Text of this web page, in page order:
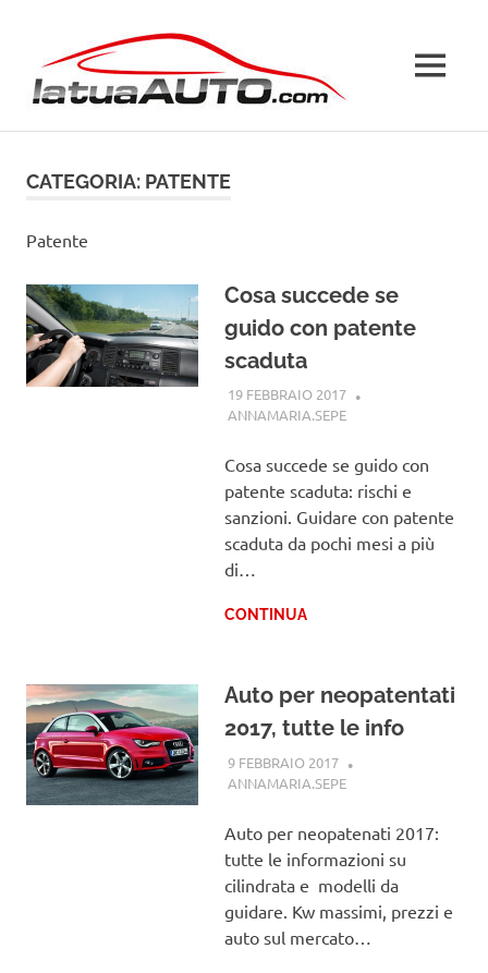
contenuto
MENU
CATEGORIA: PATENTE
Patente
Cosa succede se
guido con patente
scaduta
19 FEBBRAIO 2017
ANNAMARIA.SEPEPATENTE
Cosa succede se guido con
patente scaduta: rischi e
sanzioni. Guidare con patente
scaduta da pochi mesi a più
di…
CONTINUA
Auto per neopatentati
2017, tutte le info
9 FEBBRAIO 2017
ANNAMARIA.SEPEPATENTE
Auto per neopatenati 2017:
tutte le informazioni su
cilindrata e modelli da
guidare. Kw massimi, prezzi e
auto sul mercato…